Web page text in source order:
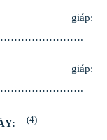
giáp:
giáp:
(4)